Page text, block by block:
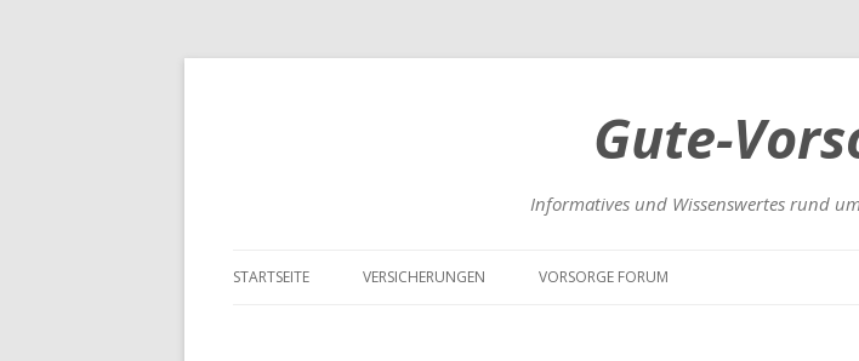
Gute-
Informatives und Wissenswertes rund
STARTSEITE VERSICHERUNGEN VORSORGE FORUM